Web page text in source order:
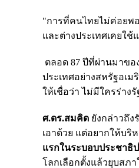
"การที่คนไทยไม่ค่อยพ
และต่างประเทศเคยใ
ตลอด 87 ปีที่ผ่านมาข
ประเทศอย่างสหรัฐอเ
ให้เชื่อว่า ไม่มีใครร่าง
ศ.ดร.สมคิด ยังกล่าวถึง
เอาด้วย แต่อยากให้บริ
แรกในระบอบประชาธิ
โลกเลือกตั้งแล้วยุบสภา